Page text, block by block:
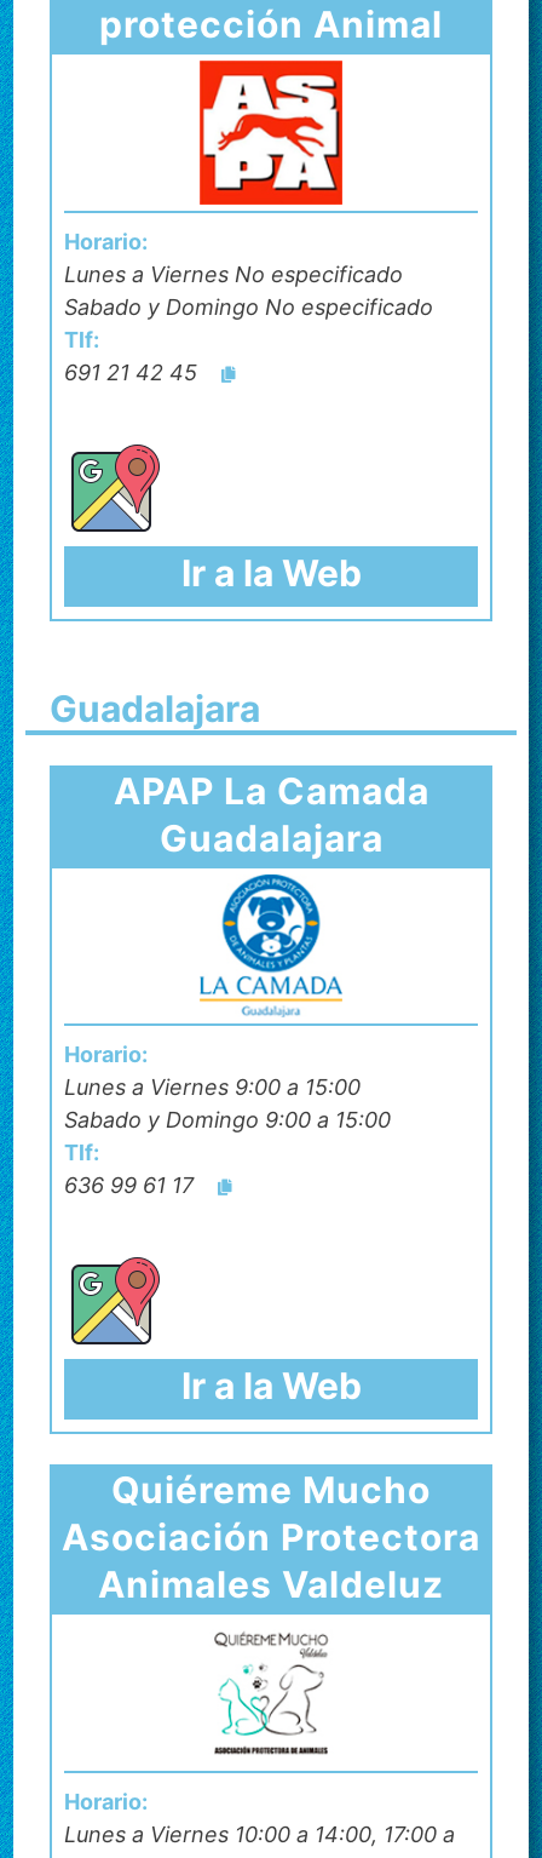
protección Animal
Horario:
Lunes a Viernes No especificado
Sabado y Domingo No especificado
Tlf:
691 21 42 45
Ir a la Web
Guadalajara
APAP La Camada
Guadalajara
Horario:
Lunes a Viernes 9:00 a 15:00
Sabado y Domingo 9:00 a 15:00
Tlf:
636 99 61 17
Ir a la Web
Quiéreme Mucho
Asociación Protectora
Animales Valdeluz
Horario:
Lunes a Viernes 10:00 a 14:00, 17:00 a